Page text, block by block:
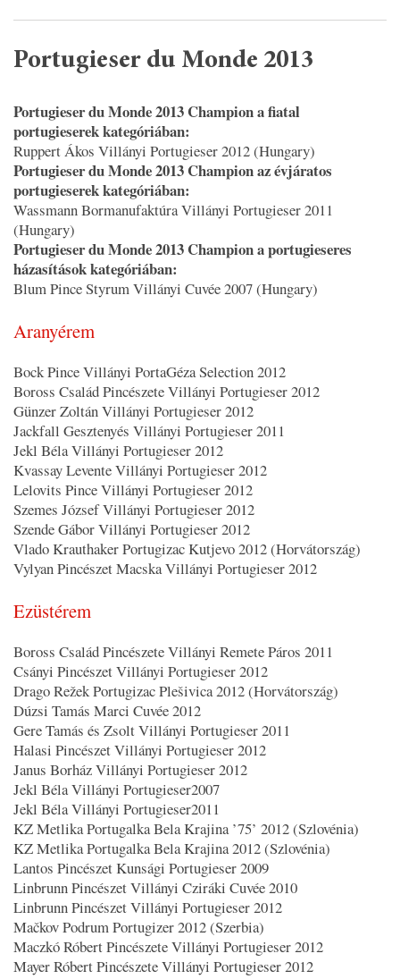
Portugieser du Monde 2013
Portugieser du Monde 2013 Champion a fiatal
portugieserek kategóriában:
Ruppert Ákos Villányi Portugieser 2012 (Hungary)
Portugieser du Monde 2013 Champion az évjáratos
portugieserek kategóriában:
Wassmann Bormanufaktúra Villányi Portugieser 2011
(Hungary)
Portugieser du Monde 2013 Champion a portugieseres
házasítások kategóriában:
Blum Pince Styrum Villányi Cuvée 2007 (Hungary)
Aranyérem
Bock Pince Villányi PortaGéza Selection 2012
Boross Család Pincészete Villányi Portugieser 2012
Günzer Zoltán Villányi Portugieser 2012
Jackfall Gesztenyés Villányi Portugieser 2011
Jekl Béla Villányi Portugieser 2012
Kvassay Levente Villányi Portugieser 2012
Lelovits Pince Villányi Portugieser 2012
Szemes József Villányi Portugieser 2012
Szende Gábor Villányi Portugieser 2012
Vlado Krauthaker Portugizac Kutjevo 2012 (Horvátország)
Vylyan Pincészet Macska Villányi Portugieser 2012
Ezüstérem
Boross Család Pincészete Villányi Remete Páros 2011
Csányi Pincészet Villányi Portugieser 2012
Drago Režek Portugizac Plešivica 2012 (Horvátország)
Dúzsi Tamás Marci Cuvée 2012
Gere Tamás és Zsolt Villányi Portugieser 2011
Halasi Pincészet Villányi Portugieser 2012
Janus Borház Villányi Portugieser 2012
Jekl Béla Villányi Portugieser2007
Jekl Béla Villányi Portugieser2011
KZ Metlika Portugalka Bela Krajina ’75’ 2012 (Szlovénia)
KZ Metlika Portugalka Bela Krajina 2012 (Szlovénia)
Lantos Pincészet Kunsági Portugieser 2009
Linbrunn Pincészet Villányi Cziráki Cuvée 2010
Linbrunn Pincészet Villányi Portugieser 2012
Mačkov Podrum Portugizer 2012 (Szerbia)
Maczkó Róbert Pincészete Villányi Portugieser 2012
Mayer Róbert Pincészete Villányi Portugieser 2012